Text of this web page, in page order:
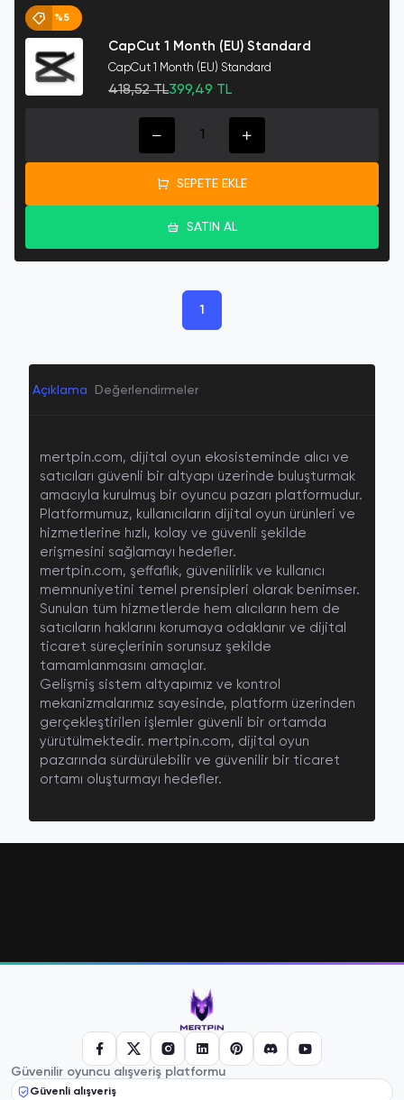
%5
CapCut 1 Month (EU) Standard
CapCut 1 Month (EU) Standard
418,52 TL399,49 TL
SEPETE EKLE
SATIN AL
1
Açıklama Değerlendirmeler
mertpin.com, dijital oyun ekosisteminde alıcı ve
satıcıları güvenli bir altyapı üzerinde buluşturmak
amacıyla kurulmuş bir oyuncu pazarı platformudur.
Platformumuz, kullanıcıların dijital oyun ürünleri ve
hizmetlerine hızlı, kolay ve güvenli şekilde
erişmesini sağlamayı hedefler.
mertpin.com, şeffaflık, güvenilirlik ve kullanıcı
memnuniyetini temel prensipleri olarak benimser.
Sunulan tüm hizmetlerde hem alıcıların hem de
satıcıların haklarını korumaya odaklanır ve dijital
ticaret süreçlerinin sorunsuz şekilde
tamamlanmasını amaçlar.
Gelişmiş sistem altyapımız ve kontrol
mekanizmalarımız sayesinde, platform üzerinden
gerçekleştirilen işlemler güvenli bir ortamda
yürütülmektedir. mertpin.com, dijital oyun
pazarında sürdürülebilir ve güvenilir bir ticaret
ortamı oluşturmayı hedefler.
Güvenilir oyuncu alışveriş platformu
Güvenli alışveriş